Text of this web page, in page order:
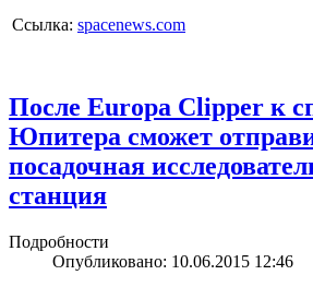
Ссылка: spacenews.com
После Europa Clipper к
Юпитера сможет
посадочная
станция
Подробности
Опубликовано: 10.06.2015 12:46